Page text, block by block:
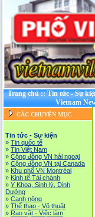
Trang chủ::Tin tức - Sự
Vietnam
CÁC CHUYÊN MỤC
Tin tức - Sự kiện
» Tin quốc tế
» Tin Việt Nam
» Cộng đồng VN hải ngoại
» Cộng đồng VN tại Canada
» Khu phố VN Montréal
» Kinh tế Tài chánh
» Y Khoa, Sinh lý, Dinh
Dưỡng
» Canh nông
» Thể thao - Võ thuật
» Rao vặt - Việc làm